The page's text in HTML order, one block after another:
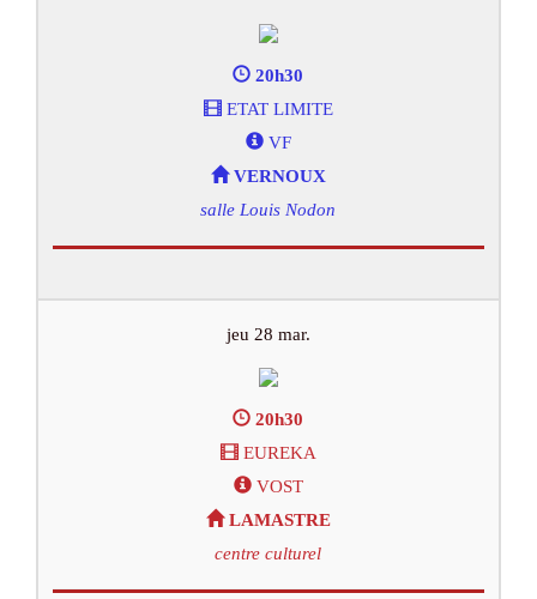
20h30
ETAT LIMITE
VF
VERNOUX
salle Louis Nodon
jeu 28 mar.
20h30
EUREKA
VOST
LAMASTRE
centre culturel